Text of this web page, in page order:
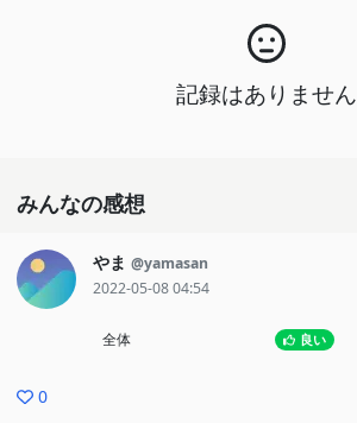
記録はありません
みんなの感想
やま @yamasan
2022-05-08 04:54
全体 良い
0